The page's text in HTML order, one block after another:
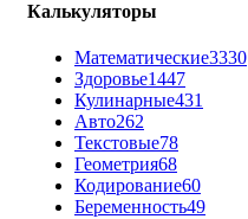
Калькуляторы
Математические3330
Здоровье1447
Кулинарные431
Авто262
Текстовые78
Геометрия68
Кодирование60
Беременность49